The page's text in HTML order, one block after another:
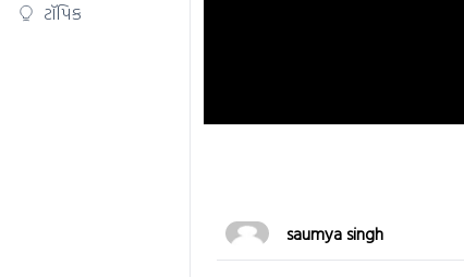
ટૉપિક
saumya singh